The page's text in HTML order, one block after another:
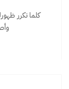
كلما تكرر